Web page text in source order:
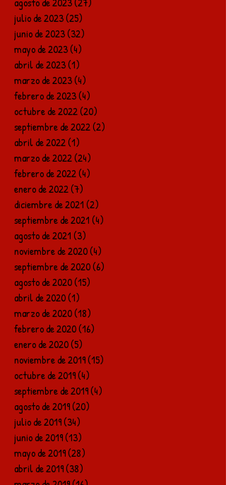
julio de 2023(25)
junio de 2023(32)
mayo de 2023(4)
abril de 2023(1)
marzo de 2023(4)
febrero de 2023(4)
octubre de 2022(20)
septiembre de 2022(2)
abril de 2022(1)
marzo de 2022(24)
febrero de 2022(4)
enero de 2022(7)
diciembre de 2021(2)
septiembre de 2021(4)
agosto de 2021(3)
noviembre de 2020(4)
septiembre de 2020(6)
agosto de 2020(15)
abril de 2020(1)
marzo de 2020(18)
febrero de 2020(16)
enero de 2020(5)
noviembre de 2019(15)
octubre de 2019(4)
septiembre de 2019(4)
agosto de 2019(20)
julio de 2019(34)
junio de 2019(13)
mayo de 2019(28)
abril de 2019(38)